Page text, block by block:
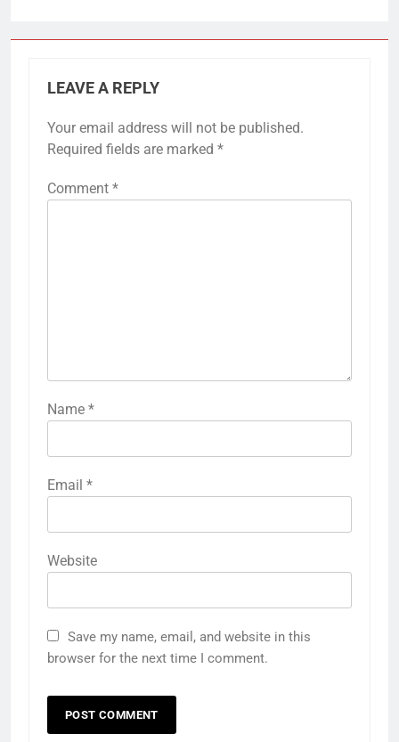
LEAVE A REPLY
Your email address will not be published.
Required fields are marked *
Comment *
Name *
Email *
Website
Save my name, email, and website in this
browser for the next time I comment.
राम की नगरी अयोध्या में आने वाले भक्तों
का स्वागत करेगा लक्ष्मण द्वार